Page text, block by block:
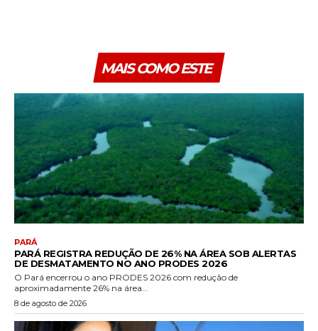
MAIS COMO ESTE
PARÁ
PARÁ REGISTRA REDUÇÃO DE 26% NA ÁREA SOB ALERTAS
DE DESMATAMENTO NO ANO PRODES 2026
O Pará encerrou o ano PRODES 2026 com redução de
aproximadamente 26% na área...
8 de agosto de 2026